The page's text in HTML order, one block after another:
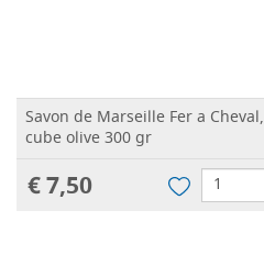
Savon de Marseille Fer a Cheval,
cube olive 300 gr
€ 7,50